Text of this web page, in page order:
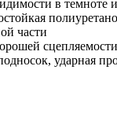
в темноте
части
ударная